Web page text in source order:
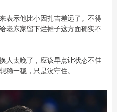
表示他比小因扎吉差远了。不得
老东家留下烂摊子这方面确实不
人太晚了，应该早点让状态不佳
稳一稳，只是没守住。